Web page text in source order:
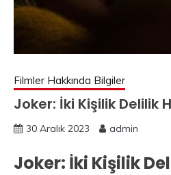
Filmler Hakkında Bilgiler
Joker: İki Kişilik Delilik
30 Aralık 2023 admin
Joker: İki Kişilik